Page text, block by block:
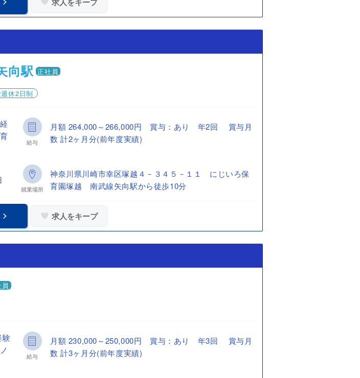
向駅 正社員
休2日制
給与
月額 264,000～266,000円 賞与：あり 年2回 賞与月
数 計2ヶ月分(前年度実績)
就業場所
神奈川県川崎市幸区塚越４－３４５－１１ にじいろ保
育園塚越 南武線矢向駅から徒歩10分
求人をキープ
給与
月額 230,000～250,000円 賞与：あり 年3回 賞与月
数 計3ヶ月分(前年度実績)